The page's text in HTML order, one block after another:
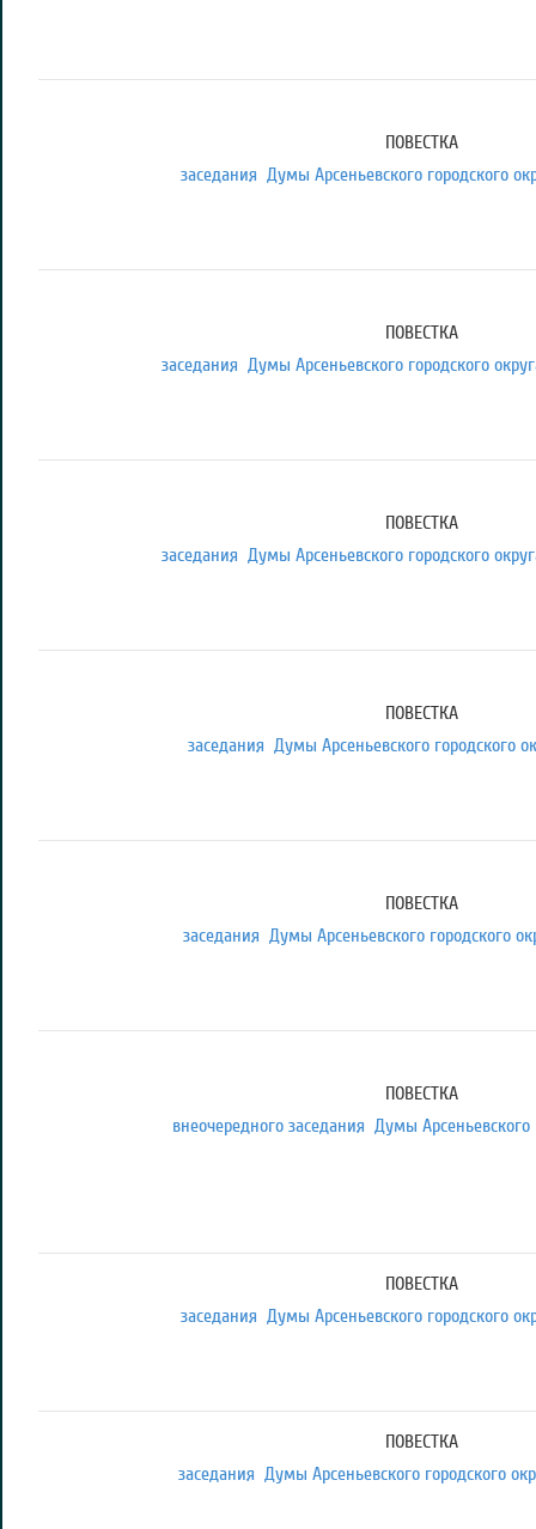
ПОВЕСТКА
заседания Думы Арсеньевского городского
ПОВЕСТКА
заседания Думы Арсеньевского городского
ПОВЕСТКА
заседания Думы Арсеньевского городского
ПОВЕСТКА
заседания Думы Арсеньевского городского
ПОВЕСТКА
заседания Думы Арсеньевского городского
ПОВЕСТКА
внеочередного заседания Думы Арсеньевского
ПОВЕСТКА
заседания Думы Арсеньевского городского
ПОВЕСТКА
заседания Думы Арсеньевского городского